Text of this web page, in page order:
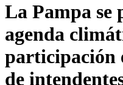
La Pampa se
agenda
participación
de